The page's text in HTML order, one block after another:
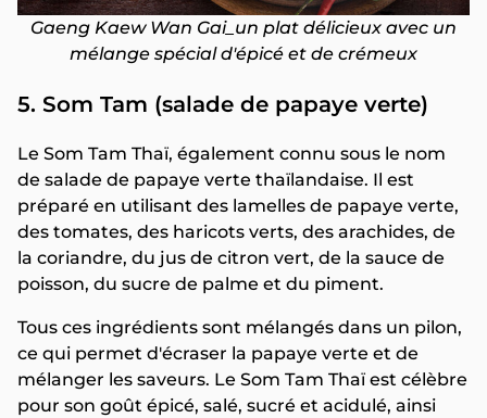
Gaeng Kaew Wan Gai_un plat délicieux avec un
mélange spécial d'épicé et de crémeux
5. Som Tam (salade de papaye verte)
Le Som Tam Thaï, également connu sous le nom
de salade de papaye verte thaïlandaise. Il est
préparé en utilisant des lamelles de papaye verte,
des tomates, des haricots verts, des arachides, de
la coriandre, du jus de citron vert, de la sauce de
poisson, du sucre de palme et du piment.
Tous ces ingrédients sont mélangés dans un pilon,
ce qui permet d'écraser la papaye verte et de
mélanger les saveurs. Le Som Tam Thaï est célèbre
pour son goût épicé, salé, sucré et acidulé, ainsi